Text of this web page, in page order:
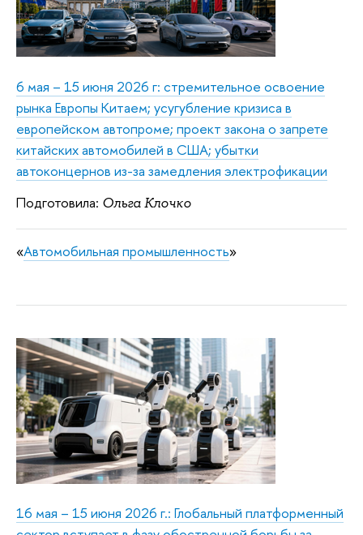
6 мая – 15 июня 2026 г: стремительное освоение
рынка Европы Китаем; усугубление кризиса в
европейском автопроме; проект закона о запрете
китайских автомобилей в США; убытки
автоконцернов из-за замедления электрофикации
Подготовила: Ольга Клочко
«Автомобильная промышленность»
16 мая – 15 июня 2026 г.: Глобальный платформенный